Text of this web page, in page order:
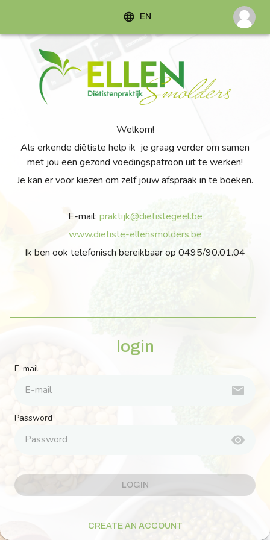
EN
Welkom!
Als erkende diëtiste help ik je graag verder om samen
met jou een gezond voedingspatroon uit te werken!
Je kan er voor kiezen om zelf jouw afspraak in te boeken.
E-mail: praktijk@dietistegeel.be
www.dietiste-ellensmolders.be
Ik ben ook telefonisch bereikbaar op 0495/90.01.04
login
E-mail
Password
LOGIN
CREATE AN ACCOUNT